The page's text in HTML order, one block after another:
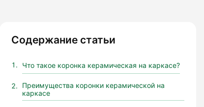
Содержание статьи
Что такое коронка керамическая на каркасе?
Преимущества коронки керамической на
каркасе